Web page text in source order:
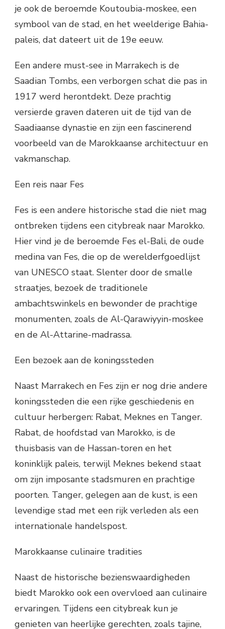
je ook de beroemde Koutoubia-moskee, een
symbool van de stad, en het weelderige Bahia-
paleis, dat dateert uit de 19e eeuw.
Een andere must-see in Marrakech is de
Saadian Tombs, een verborgen schat die pas in
1917 werd herontdekt. Deze prachtig
versierde graven dateren uit de tijd van de
Saadiaanse dynastie en zijn een fascinerend
voorbeeld van de Marokkaanse architectuur en
vakmanschap.
Een reis naar Fes
Fes is een andere historische stad die niet mag
ontbreken tijdens een citybreak naar Marokko.
Hier vind je de beroemde Fes el-Bali, de oude
medina van Fes, die op de werelderfgoedlijst
van UNESCO staat. Slenter door de smalle
straatjes, bezoek de traditionele
ambachtswinkels en bewonder de prachtige
monumenten, zoals de Al-Qarawiyyin-moskee
en de Al-Attarine-madrassa.
Een bezoek aan de koningssteden
Naast Marrakech en Fes zijn er nog drie andere
koningssteden die een rijke geschiedenis en
cultuur herbergen: Rabat, Meknes en Tanger.
Rabat, de hoofdstad van Marokko, is de
thuisbasis van de Hassan-toren en het
koninklijk paleis, terwijl Meknes bekend staat
om zijn imposante stadsmuren en prachtige
poorten. Tanger, gelegen aan de kust, is een
levendige stad met een rijk verleden als een
internationale handelspost.
Marokkaanse culinaire tradities
Naast de historische bezienswaardigheden
biedt Marokko ook een overvloed aan culinaire
ervaringen. Tijdens een citybreak kun je
genieten van heerlijke gerechten, zoals tajine,